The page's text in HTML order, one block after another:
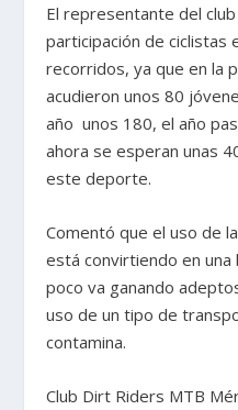
El representante del
participación de ciclistas
recorridos, ya que en la
acudieron unos 80
año unos 180, el año
ahora se esperan unas
este deporte.
Comentó que el uso de
está convirtiendo en una
poco va ganando
uso de un tipo de
contamina.
Club Dirt Riders MTB